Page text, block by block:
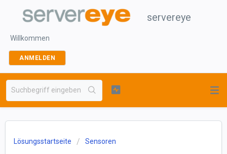
servereye
Willkommen
ANMELDEN
Lösungsstartseite Sensoren